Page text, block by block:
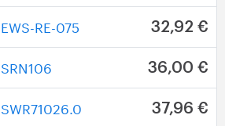
EWS-RE-075 32,92 €
SRN106 36,00 €
SWR71026.0 37,96 €